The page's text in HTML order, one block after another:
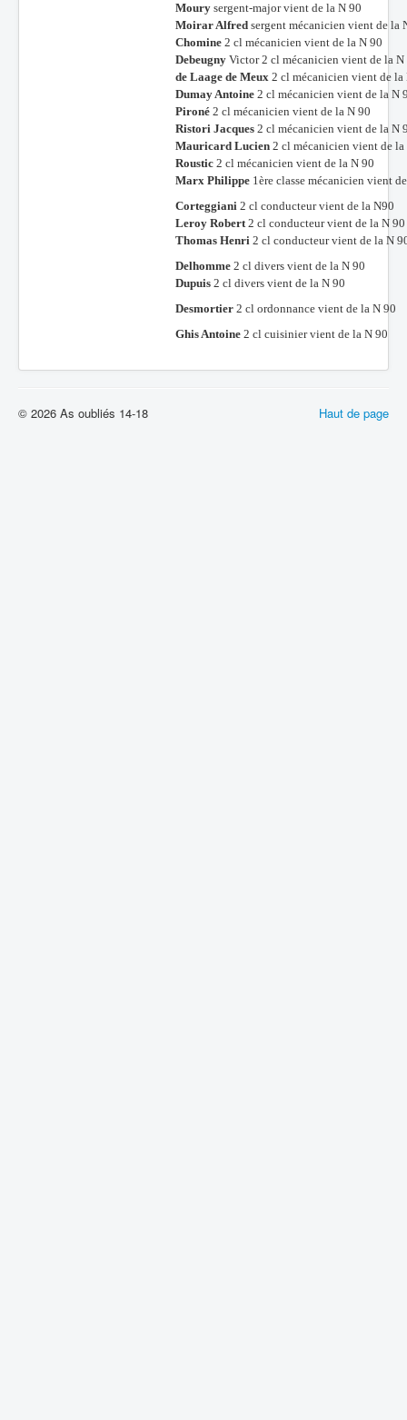
Moury sergent-major vient de la N 90
Moirar Alfred sergent mécanicien vient de la
Chomine 2 cl mécanicien vient de la N 90
Debeugny Victor 2 cl mécanicien vient de la N
de Laage de Meux 2 cl mécanicien vient de la
Dumay Antoine 2 cl mécanicien vient de la N
Pironé 2 cl mécanicien vient de la N 90
Ristori Jacques 2 cl mécanicien vient de la N
Mauricard Lucien 2 cl mécanicien vient de la
Roustic 2 cl mécanicien vient de la N 90
Marx Philippe 1ère classe mécanicien vient
Corteggiani 2 cl conducteur vient de la N90
Leroy Robert2 cl conducteur vient de la N 90
Thomas Henri 2 cl conducteur vient de la N
Delhomme 2 cl divers vient de la N 90
Dupuis 2 cl divers vient de la N 90
Desmortier 2 cl ordonnance vient de la N 90
Ghis Antoine 2 cl cuisinier vient de la N 90
Haut de page
© 2026 As oubliés 14-18